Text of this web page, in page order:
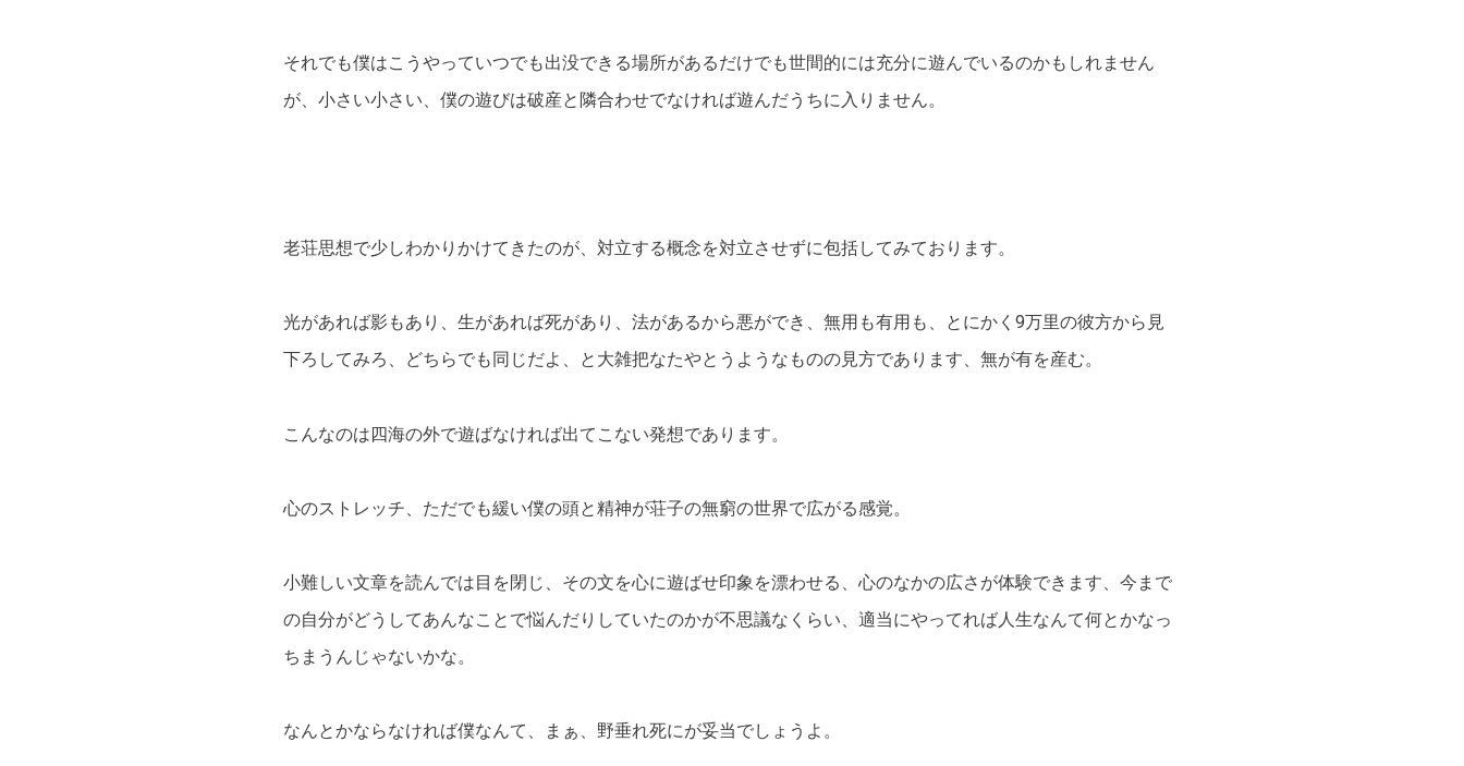
それでも僕はこうやっていつでも出没できる場所があるだけでも世間的には充分に遊んでいるのかもしれません
が、小さい小さい、僕の遊びは破産と隣合わせでなければ遊んだうちに入りません。
老荘思想で少しわかりかけてきたのが、対立する概念を対立させずに包括してみております。
光があれば影もあり、生があれば死があり、法があるから悪ができ、無用も有用も、とにかく9万里の彼方から見
下ろしてみろ、どちらでも同じだよ、と大雑把なたやとうようなものの見方であります、無が有を産む。
こんなのは四海の外で遊ばなければ出てこない発想であります。
心のストレッチ、ただでも緩い僕の頭と精神が荘子の無窮の世界で広がる感覚。
小難しい文章を読んでは目を閉じ、その文を心に遊ばせ印象を漂わせる、心のなかの広さが体験できます、今まで
の自分がどうしてあんなことで悩んだりしていたのかが不思議なくらい、適当にやってれば人生なんて何とかなっ
ちまうんじゃないかな。
なんとかならなければ僕なんて、まぁ、野垂れ死にが妥当でしょうよ。